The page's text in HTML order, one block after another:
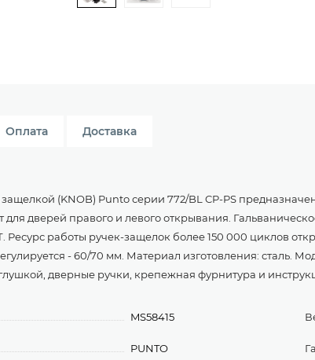
Оплата Доставка
(KNOB) Punto серии 772/BL CP-PS
дверей правого и левого открывания.
Ресурс работы ручек-защелок более 150 000 циклов
- 60/70 мм. Материал изготовления: сталь.
дверные ручки, крепежная фурнитура и
MS58415
PUNTO